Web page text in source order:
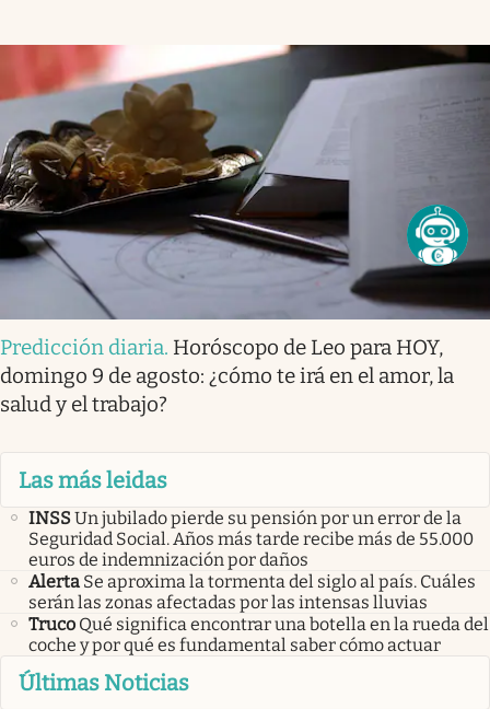
Predicción diaria. Horóscopo de Leo para HOY,
domingo 9 de agosto: ¿cómo te irá en el amor, la
salud y el trabajo?
Las más leidas
INSSUn jubilado pierde su pensión por un error de la
Seguridad Social. Años más tarde recibe más de 55.000
euros de indemnización por daños
Alerta Se aproxima la tormenta del siglo al país. Cuáles
serán las zonas afectadas por las intensas lluvias
Truco Qué significa encontrar una botella en la rueda del
coche y por qué es fundamental saber cómo actuar
Últimas Noticias